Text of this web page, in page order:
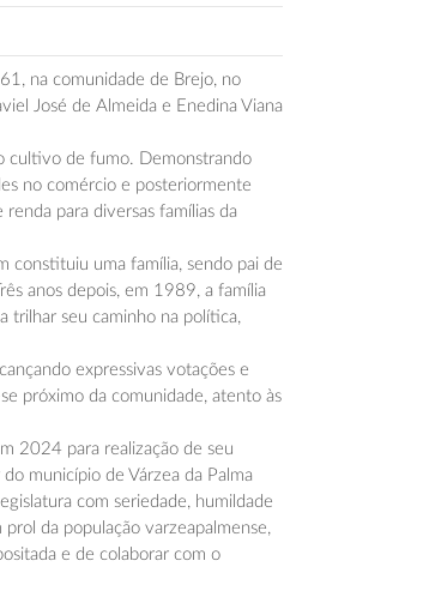
na comunidade de Brejo, no
José de Almeida e Enedina Viana
cultivo de fumo. Demonstrando
no comércio e posteriormente
para diversas famílias da
constituiu uma família, sendo pai de
anos depois, em 1989, a família
trilhar seu caminho na política,
expressivas votações e
próximo da comunidade, atento às
2024 para realização de seu
município de Várzea da Palma
com seriedade, humildade
da população varzeapalmense,
e de colaborar com o